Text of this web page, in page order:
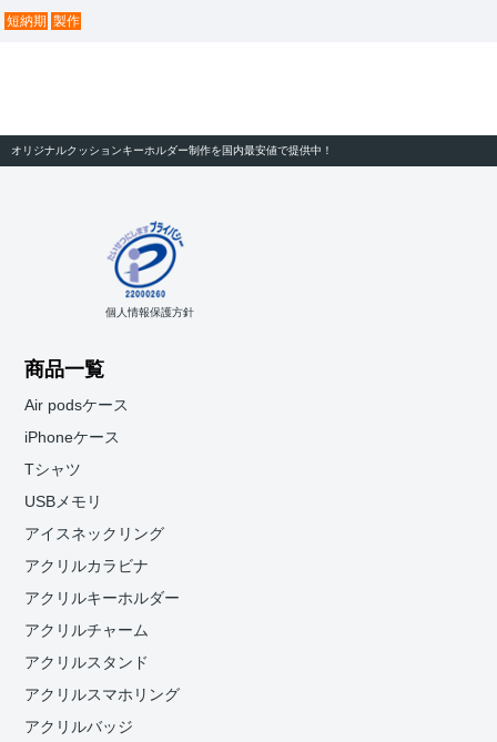
短納期 製作
オリジナルクッションキーホルダー制作を国内最安値で提供中！
個人情報保護方針
商品一覧
Air podsケース
iPhoneケース
Tシャツ
USBメモリ
アイスネックリング
アクリルカラビナ
アクリルキーホルダー
アクリルチャーム
アクリルスタンド
アクリルスマホリング
アクリルバッジ